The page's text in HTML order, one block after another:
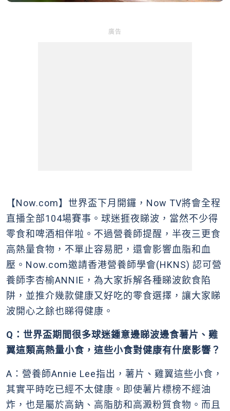
廣告
【Now.com】世界盃下月開鑼，Now TV將會全程
直播全部104場賽事。球迷捱夜睇波，當然不少得
零食和啤酒相伴啦。不過營養師提醒，半夜三更食
高熱量食物，不單止容易肥，還會影響血脂和血
壓。Now.com邀請香港營養師學會(HKNS) 認可營
養師李杏榆ANNIE，為大家拆解各種睇波飲食陷
阱，並推介幾款健康又好吃的零食選擇，讓大家睇
波開心之餘也睇得健康。
Q：世界盃期間很多球迷鍾意邊睇波邊食薯片、雞
翼這類高熱量小食，這些小食對健康有什麼影響？
A：營養師Annie Lee指出，薯片、雞翼這些小食，
其實平時吃已經不太健康。即使薯片標榜不經油
炸，也是屬於高鈉、高脂肪和高澱粉質食物。而且